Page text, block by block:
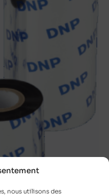
nous utilisons des